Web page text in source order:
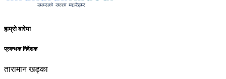
हाम्रो बारेमा
प्रबन्धक निर्देशक
तारामान खड्का